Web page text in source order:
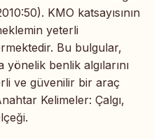
KMO katsayısının
yeterli
Bu bulgular,
benlik algılarını
ve güvenilir bir araç
Kelimeler: Çalgı,